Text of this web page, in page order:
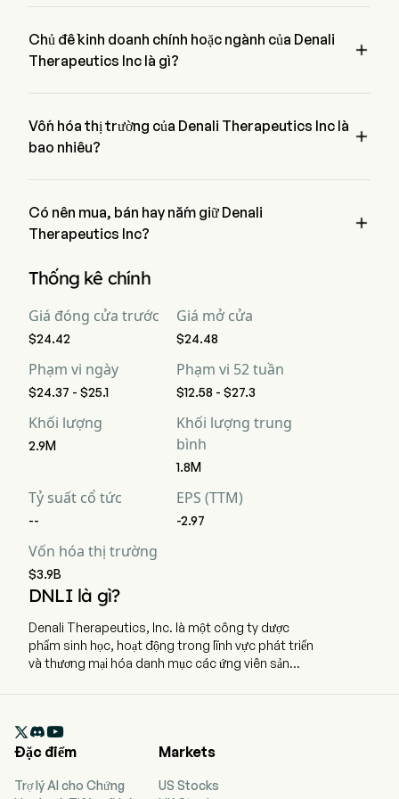
Chủ đề kinh doanh chính hoặc ngành của Denali
Therapeutics Inc là gì?

Vốn hóa thị trường của Denali Therapeutics Inc là
bao nhiêu?

Có nên mua, bán hay nắm giữ Denali
Therapeutics Inc?

xếp hạng phân tích cho Denali Therapeutics Inc, bao gồm 11
Thống kê chính
Giá đóng cửa trước
$24.42
Giá mở cửa
$24.48
Phạm vi ngày
$24.37 - $25.1
Phạm vi 52 tuần
$12.58 - $27.3
Khối lượng
2.9M
Khối lượng trung
bình
1.8M
Tỷ suất cổ tức
--
EPS (TTM)
-2.97
Vốn hóa thị trường
$3.9B
DNLI là gì?
Denali Therapeutics, Inc. là một công ty dược
phẩm sinh học, hoạt động trong lĩnh vực phát triển
và thương mại hóa danh mục các ứng viên sản
phát hành cổ phiếu lần đầu ra công chúng (IPO)
vào ngày 08/12/2017. Công ty tập trung phát triển
được thiết kế để vượt qua hàng rào máu não (BBB)

Đặc điểm
Trợ lý AI cho Chứng
Markets
US Stocks